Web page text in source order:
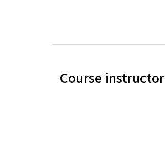
Course instructor